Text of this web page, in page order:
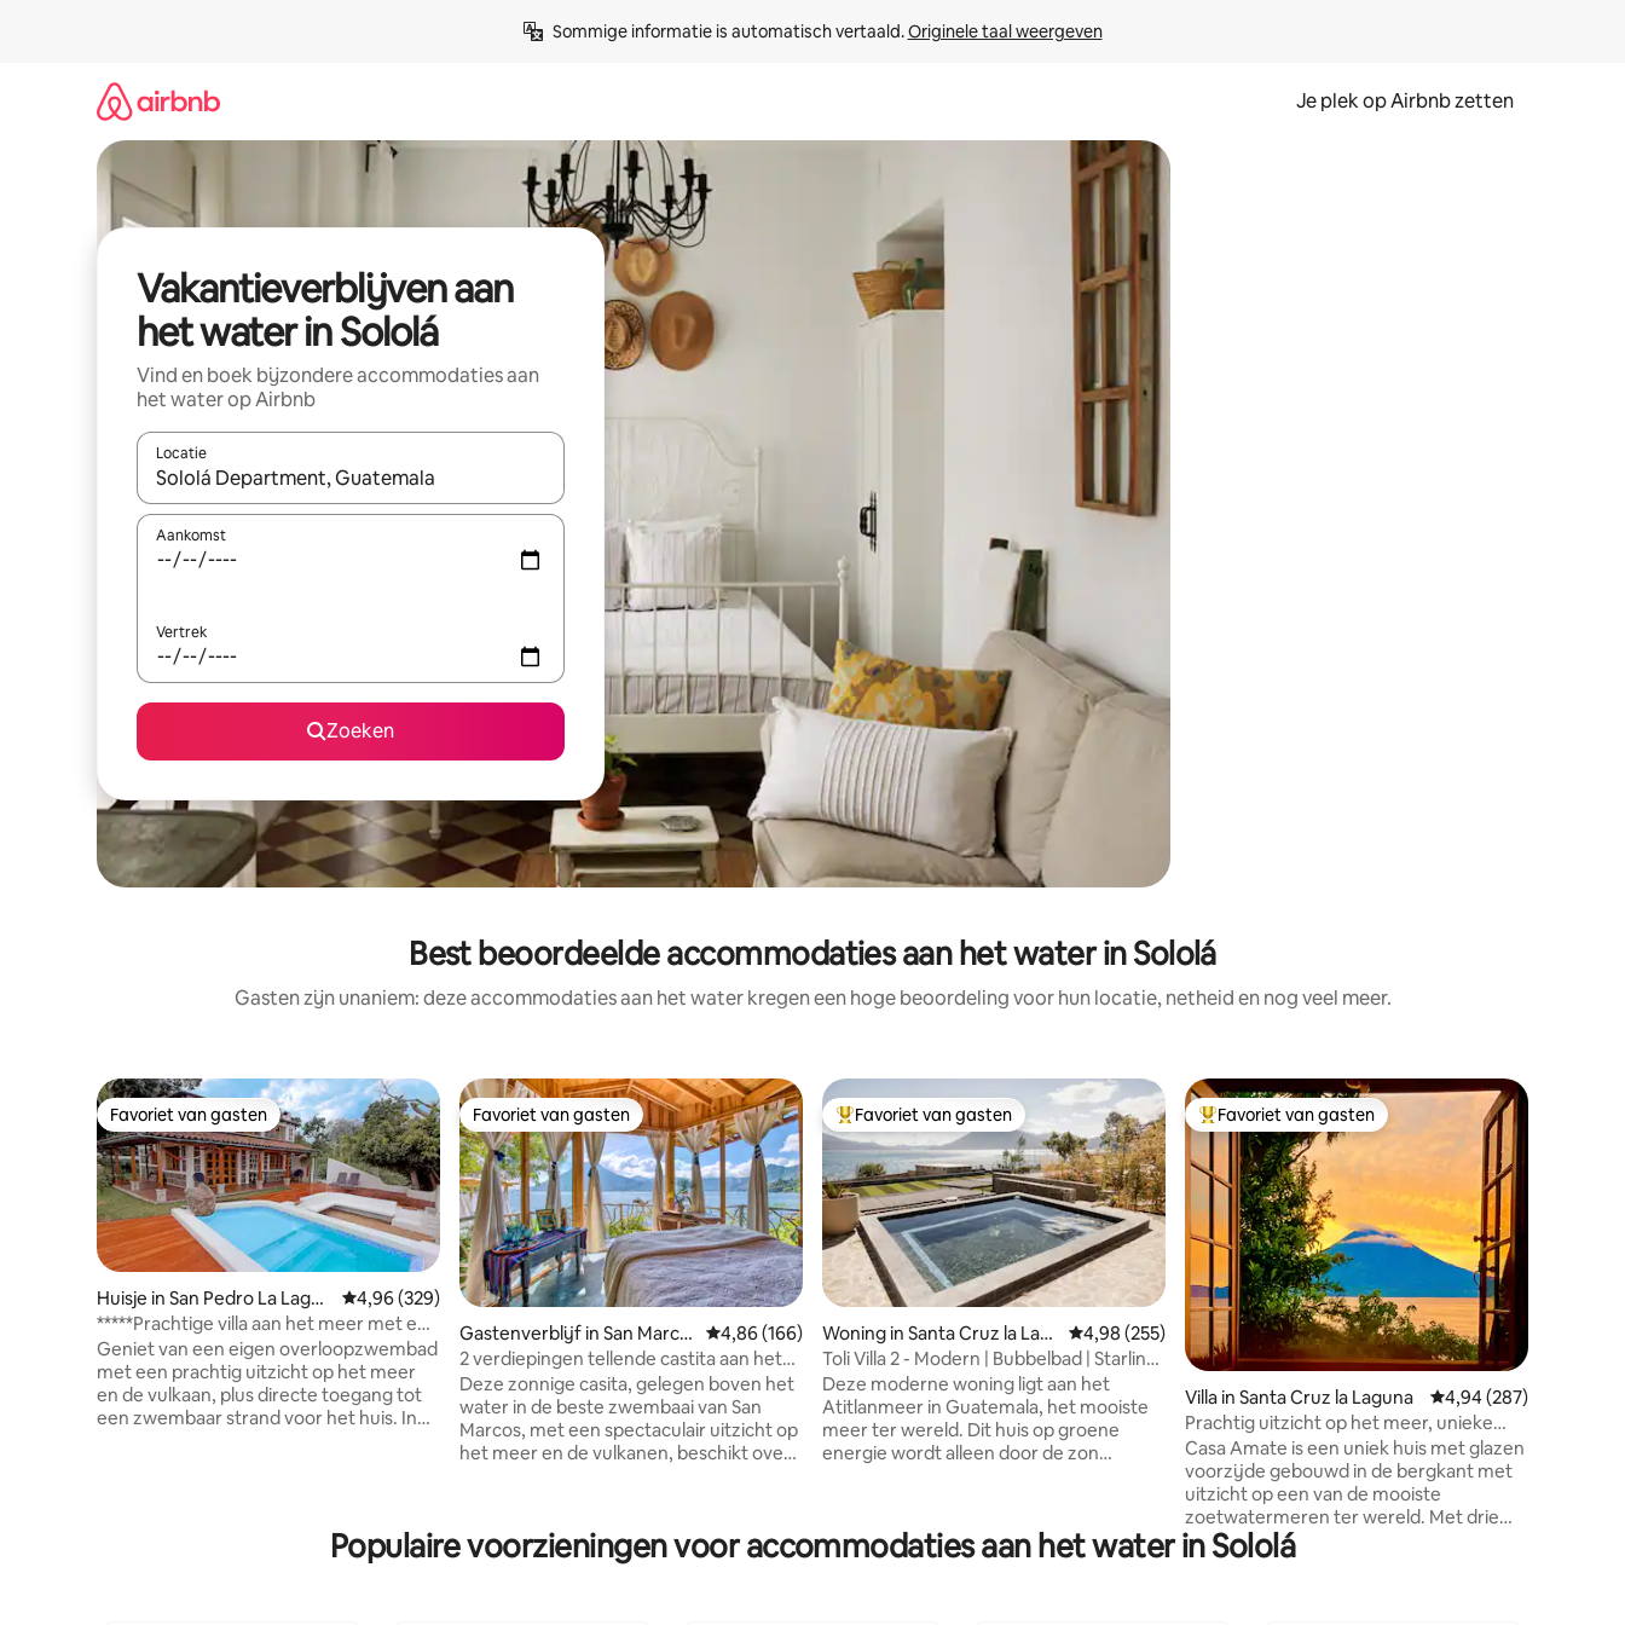
Sommige informatie is automatisch vertaald. Originele taal weergeven
Je plek op Airbnb zetten
Vakantieverblijven aan
het water in Sololá
Vind en boek bijzondere accommodaties aan
het water op Airbnb
Locatie
Wanneer er resultaten beschikbaar zijn, maak je een keuze met je de pijltjestoetsen omhoog en omlaag, óf door te tikken of swipen.
Aankomst
Vertrek
Zoeken
Best beoordeelde accommodaties aan het water in Sololá
Gasten zijn unaniem: deze accommodaties aan het water kregen een hoge beoordeling voor hun locatie, netheid en nog veel meer.
Favoriet van gasten
Favoriet van gasten
Huisje in San Pedro La Lagun
a
Gemiddelde beoordeling van 4,96 op 5, 329 recensies
4,96 (329)
*****Prachtige villa aan het meer met een
gezellig strand
Geniet van een eigen overloopzwembad
met een prachtig uitzicht op het meer
en de vulkaan, plus directe toegang tot
een zwembaar strand voor het huis. In
en alle diensten in de buurt. Gelegen in
een rustige, natuurlijke, luxe woonwijk,
Favoriet van gasten
Favoriet van gasten
Gastenverblijf in San Marco
s La Laguna
Gemiddelde beoordeling van 4,86 op 5, 166 recensies
4,86 (166)
2 verdiepingen tellende castita aan het
meer, strand, keuken, sauna
Deze zonnige casita, gelegen boven het
water in de beste zwembaai van San
Marcos, met een spectaculair uitzicht op
het meer en de vulkanen, beschikt over
onder een palapa-dak met uitzicht op
het meer, douche met op maat
Topfavoriet van gasten
Favoriet van gasten
Woning in Santa Cruz la Lag
una
Gemiddelde beoordeling van 4,98 op 5, 255 recensies
4,98 (255)
Toli Villa 2 - Modern | Bubbelbad | Starlink |
Zonne-energie
Deze moderne woning ligt aan het
Atitlanmeer in Guatemala, het mooiste
meer ter wereld. Dit huis op groene
energie wordt alleen door de zon
Kom er even tussenuit om te
Topfavoriet van gasten
Favoriet van gasten
Villa in Santa Cruz la Laguna Gemiddelde
4,94 (287)
Prachtig uitzicht op het meer, unieke
architectuur
Casa Amate is een uniek huis met glazen
voorzijde gebouwd in de bergkant met
uitzicht op een van de mooiste
zoetwatermeren ter wereld. Met drie
slaapkamers en drie badkamers, voor
zes personen, is dit de perfecte plek om
Populaire voorzieningen voor accommodaties aan het water in Sololá